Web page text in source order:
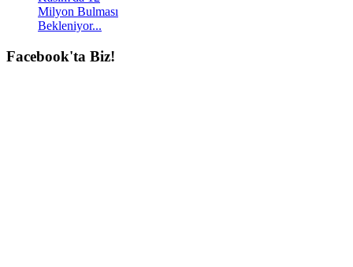
Milyon Bulması
Bekleniyor...
Facebook'ta Biz!